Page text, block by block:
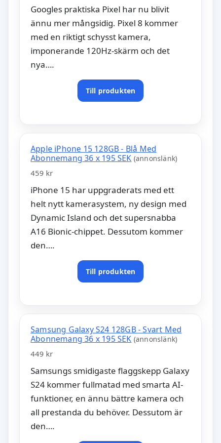
Googles praktiska Pixel har nu blivit
ännu mer mångsidig. Pixel 8 kommer
med en riktigt schysst kamera,
imponerande 120Hz-skärm och det
nya….
Till produkten
Apple iPhone 15 128GB - Blå Med
Abonnemang 36 x 195 SEK (annonslänk)
459 kr
iPhone 15 har uppgraderats med ett
helt nytt kamerasystem, ny design med
Dynamic Island och det supersnabba
A16 Bionic-chippet. Dessutom kommer
den….
Till produkten
Samsung Galaxy S24 128GB - Svart Med
Abonnemang 36 x 195 SEK (annonslänk)
449 kr
Samsungs smidigaste flaggskepp Galaxy
S24 kommer fullmatad med smarta AI-
funktioner, en ännu bättre kamera och
all prestanda du behöver. Dessutom är
den….